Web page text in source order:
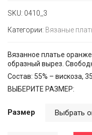
SKU: 0410_3
Категории: Вязаные
Вязанное платье
образный вырез.
Состав: 55% – вискоза,
ВЫБЕРИТЕ РАЗМЕР:
Размер